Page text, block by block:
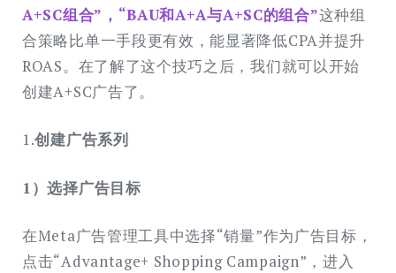
A+SC组合”，“BAU和A+A与A+SC的组合”这种组
合策略比单一手段更有效，能显著降低CPA并提升
ROAS。在了解了这个技巧之后，我们就可以开始
创建A+SC广告了。
1.创建广告系列
1）选择广告目标
在Meta广告管理工具中选择“销量”作为广告目标，
点击“Advantage+ Shopping Campaign”，进入